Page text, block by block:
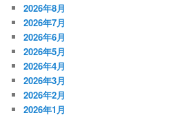
2026年8月
2026年7月
2026年6月
2026年5月
2026年4月
2026年3月
2026年2月
2026年1月